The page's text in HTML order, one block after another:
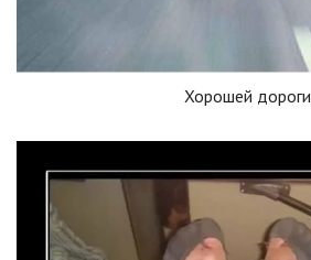
Хорошей дороги